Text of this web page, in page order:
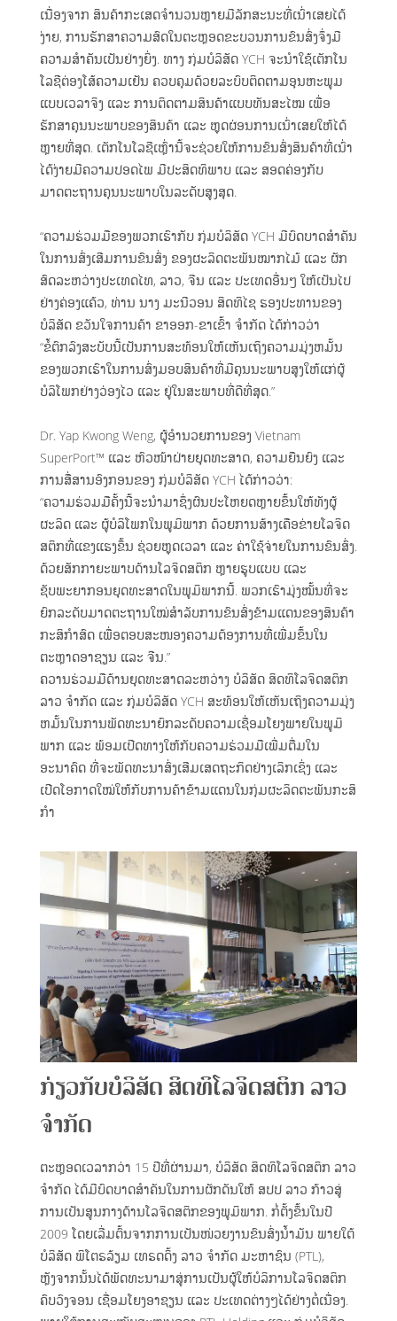
ເນື່ອງຈາກ ສິນຄ້າກະເສດຈຳນວນຫຼາຍມີລັກສະນະທີ່ເນົ່າເສຍໄດ້
ງ່າຍ, ການຮັກສາຄວາມສົດໃນຕະຫຼອດຂະບວນການຂົນສົ່ງຈຶ່ງມີ
ຄວາມສໍາຄັນເປັນຢ່າງຍິ່ງ. ທາງ ກຸ່ມບໍລິສັດ YCH ຈະນໍາໃຊ້ເຕັກໂນ
ໂລຊີຕ່ອງໂສ້ຄວາມເຢັນ ຄວບຄຸມດ້ວຍລະບົບຕິດຕາມອຸນຫະພູມ
ແບບເວລາຈິງ ແລະ ການຕິດຕາມສິນຄ້າແບບທັນສະໄໝ ເພື່ອ
ຮັກສາຄຸນນະພາບຂອງສິນຄ້າ ແລະ ຫຼຸດຜ່ອນການເນົ່າເສຍໃຫ້ໄດ້
ຫຼາຍທີ່ສຸດ. ເຕັກໂນໂລຊີເຫຼົ່ານີ້ຈະຊ່ວຍໃຫ້ການຂົນສົ່ງສິນຄ້າທີ່ເນົ່າ
ໄດ້ງ່າຍມີຄວາມປອດໄພ ມີປະສິດທິພາບ ແລະ ສອດຄ່ອງກັບ
ມາດຕະຖານຄຸນນະພາບໃນລະດັບສູງສຸດ.
“ຄວາມຮ່ວມມືຂອງພວກເຮົາກັບ ກຸ່ມບໍລິສັດ YCH ມີບົດບາດສຳຄັນ
ໃນການສົ່ງເສີມການຂົນສົ່ງ ຂອງຜະລິດຕະພັນໝາກໄມ້ ແລະ ຜັກ
ສົດລະຫວ່າງປະເທດໄທ, ລາວ, ຈີນ ແລະ ປະເທດອື່ນໆ ໃຫ້ເປັນໄປ
ຢ່າງຄ່ອງແຄ້ວ, ທ່ານ ນາງ ມະນີວອນ ສິດທິໄຊ ຮອງປະທານຂອງ
ບໍລິສັດ ຂວັນໃຈການຄ້າ ຂາອອກ-ຂາເຂົ້າ ຈຳກັດ ໄດ້ກ່າວວ່າ
“ຂໍ້ຕົກລົງສະບັບນີ້ເປັນການສະທ້ອນໃຫ້ເຫັນເຖິງຄວາມມຸ່ງຫມັ້ນ
ຂອງພວກເຮົາໃນການສົ່ງມອບສິນຄ້າທີ່ມີຄຸນນະພາບສູງໃຫ້ແກ່ຜູ້
ບໍລິໂພກຢ່າງວ່ອງໄວ ແລະ ຢູ່ໃນສະພາບທີ່ດີທີ່ສຸດ.”
Dr. Yap Kwong Weng, ຜູ້ອຳນວຍການຂອງ Vietnam
SuperPort™ ແລະ ຫົວໜ້າຝ່າຍຍຸດທະສາດ, ຄວາມຍືນຍົງ ແລະ
ການສື່ສານອົງກອນຂອງ ກຸ່ມບໍລິສັດ YCH ໄດ້ກ່າວວ່າ:
“ຄວາມຮ່ວມມືຄັ້ງນີ້ຈະນຳມາຊຶ່ງຜົນປະໂຫຍດຫຼາຍຂຶ້ນໃຫ້ທັງຜູ້
ຜະລິດ ແລະ ຜູ້ບໍລິໂພກໃນພູມິພາກ ດ້ວຍການສ້າງເຄືອຂ່າຍໂລຈິດ
ສຕິກທີ່ແຂງແຮງຂຶ້ນ ຊ່ວຍຫຼຸດເວລາ ແລະ ຄ່າໃຊ້ຈ່າຍໃນການຂົນສົ່ງ.
ດ້ວຍສັກກາຍະພາບດ້ານໂລຈິດສຕິກ ຫຼາຍຮູບແບບ ແລະ
ຊັບພະຍາກອນຍຸດທະສາດໃນພູມິພາກນີ້. ພວກເຮົາມຸ່ງໝັ້ນທີ່ຈະ
ຍົກລະດັບມາດຕະຖານໃໝ່ສໍາລັບການຂົນສົ່ງຂ້າມແດນຂອງສິນຄ້າ
ກະສິກໍາສົດ ເພື່ອຕອບສະໜອງຄວາມຕ້ອງການທີ່ເພີ່ມຂຶ້ນໃນ
ຕະຫຼາດອາຊຽນ ແລະ ຈີນ.”
ຄວານຮ່ວມມືດ້ານຍຸດທະສາດລະຫວ່າງ ບໍລິສັດ ສິດທິໂລຈິດສຕິກ
ລາວ ຈຳກັດ ແລະ ກຸ່ມບໍລິສັດ YCH ສະທ້ອນໃຫ້ເຫັນເຖິງຄວາມມຸ່ງ
ຫມັ້ນໃນການພັດທະນາຍົກລະດັບຄວາມເຊື່ອມໂຍງພາຍໃນພູມິ
ພາກ ແລະ ພ້ອມເປີດທາງໃຫ້ກັບຄວາມຮ່ວມມືເພີ່ມຕື່ມໃນ
ອະນາຄົດ ທີ່ຈະພັດທະນາສົ່ງເສີມເສດຖະກິດຢ່າງເລິກເຊິ່ງ ແລະ
ເປີດໂອກາດໃໝ່ໃຫ້ກັບການຄ້າຂ້າມແດນໃນກຸ່ມຜະລິດຕະພັນກະສິ
ກໍາ
ກ່ຽວກັບບໍລິສັດ ສິດທິໂລຈິດສຕິກ ລາວ
ຈຳກັດ
ຕະຫຼອດເວລາກວ່າ 15 ປີທີ່ຜ່ານມາ, ບໍລິສັດ ສິດທິໂລຈິດສຕິກ ລາວ
ຈຳກັດ ໄດ້ມີບົດບາດສຳຄັນໃນການຜັກດັນໃຫ້ ສປປ ລາວ ກ້າວສູ່
ການເປັນສູນກາງດ້ານໂລຈິດສຕິກຂອງພູມິພາກ. ກໍ່ຕັ້ງຂຶ້ນໃນປີ
2009 ໂດຍເລີ່ມຕົ້ນຈາກການເປັນໜ່ວຍງານຂົນສົ່ງນ້ຳມັນ ພາຍໃຕ້
ບໍລິສັດ ພິໂຕຣລ້ຽມ ເທຣດດິ້ງ ລາວ ຈຳກັດ ມະຫາຊົນ (PTL),
ຫຼັງຈາກນັ້ນໄດ້ພັດທະນາມາສູ່ການເປັນຜູ້ໃຫ້ບໍລິການໂລຈິດສຕິກ
ຄົບວົງຈອນ ເຊື່ອມໂຍງອາຊຽນ ແລະ ປະເທດຕ່າງໆໄດ້ຢ່າງຕໍ່ເນື່ອງ.